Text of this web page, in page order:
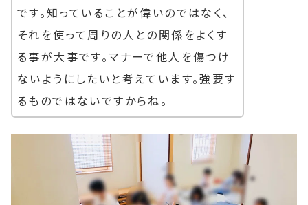
です。知っていることが偉いのではなく、
それを使って周りの人との関係をよくす
る事が大事です。マナーで他人を傷つけ
ないようにしたいと考えています。強要す
るものではないですからね。